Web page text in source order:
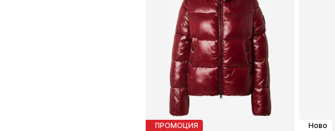
ПРОМОЦИЯ Ново